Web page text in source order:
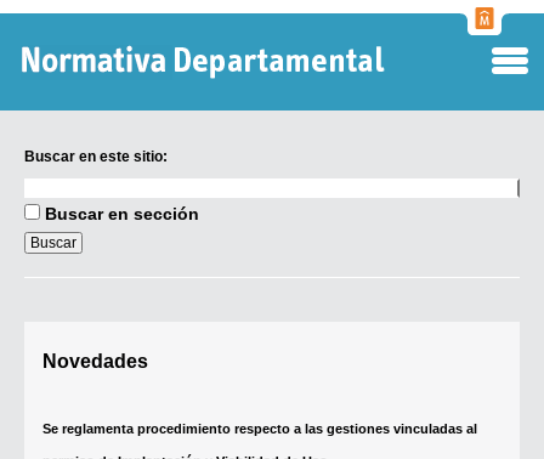
Buscar en este sitio:
en
sitio:
Buscar en sección
Novedades
Se reglamenta procedimiento respecto a las gestiones vinculadas al